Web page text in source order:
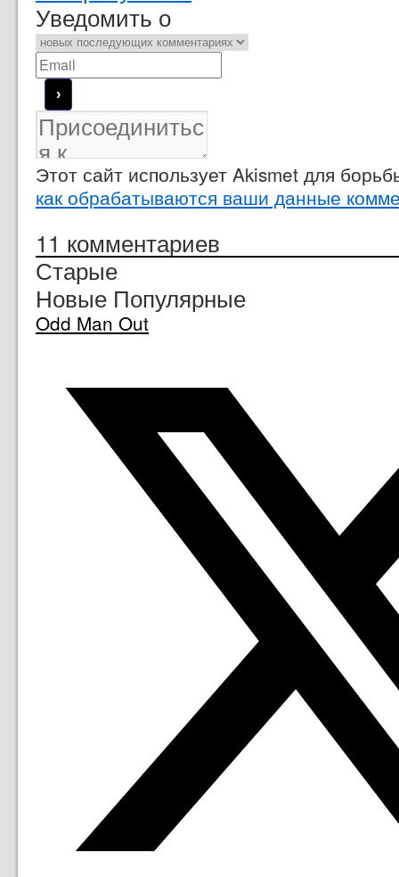
Уведомить о
Этот сайт использует Akismet для
как обрабатываются ваши данные
11 комментариев
Старые
Новые Популярные
Odd Man Out